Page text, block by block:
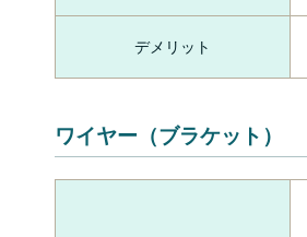
デメリット
ワイヤー（ブラケット）